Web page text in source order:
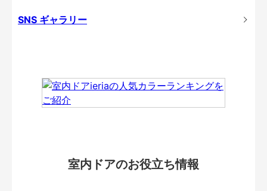
SNS ギャラリー
室内ドアのお役立ち情報